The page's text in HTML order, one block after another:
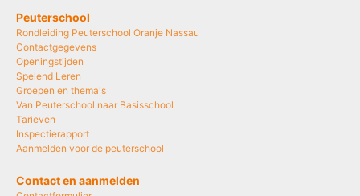
Peuterschool
Rondleiding Peuterschool Oranje Nassau
Contactgegevens
Openingstijden
Spelend Leren
Groepen en thema's
Van Peuterschool naar Basisschool
Tarieven
Inspectierapport
Aanmelden voor de peuterschool
Contact en aanmelden